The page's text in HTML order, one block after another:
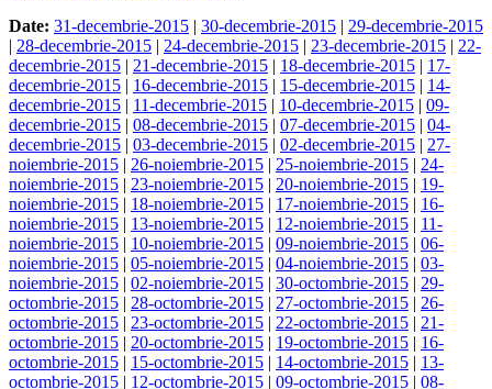
Date: 31-decembrie-2015 | 30-decembrie-2015 | 29-decembrie-2015
| 28-decembrie-2015 | 24-decembrie-2015 | 23-decembrie-2015 | 22-
decembrie-2015 | 21-decembrie-2015 | 18-decembrie-2015 | 17-
decembrie-2015 | 16-decembrie-2015 | 15-decembrie-2015 | 14-
decembrie-2015 | 11-decembrie-2015 | 10-decembrie-2015 | 09-
decembrie-2015 | 08-decembrie-2015 | 07-decembrie-2015 | 04-
decembrie-2015 | 03-decembrie-2015 | 02-decembrie-2015 | 27-
noiembrie-2015 | 26-noiembrie-2015 | 25-noiembrie-2015 | 24-
noiembrie-2015 | 23-noiembrie-2015 | 20-noiembrie-2015 | 19-
noiembrie-2015 | 18-noiembrie-2015 | 17-noiembrie-2015 | 16-
noiembrie-2015 | 13-noiembrie-2015 | 12-noiembrie-2015 | 11-
noiembrie-2015 | 10-noiembrie-2015 | 09-noiembrie-2015 | 06-
noiembrie-2015 | 05-noiembrie-2015 | 04-noiembrie-2015 | 03-
noiembrie-2015 | 02-noiembrie-2015 | 30-octombrie-2015 | 29-
octombrie-2015 | 28-octombrie-2015 | 27-octombrie-2015 | 26-
octombrie-2015 | 23-octombrie-2015 | 22-octombrie-2015 | 21-
octombrie-2015 | 20-octombrie-2015 | 19-octombrie-2015 | 16-
octombrie-2015 | 15-octombrie-2015 | 14-octombrie-2015 | 13-
octombrie-2015 | 12-octombrie-2015 | 09-octombrie-2015 | 08-